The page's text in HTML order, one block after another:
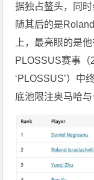
据独占鳌头，同
随其后的是
上，最亮眼的是
PLOSSUS赛事（
‘PLOSSUS’）中
底池限注奥马哈与